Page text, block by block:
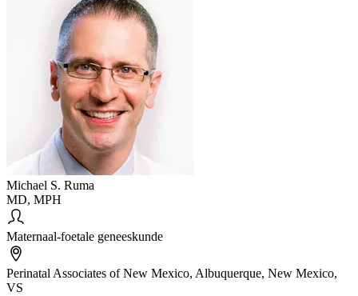
Michael S. Ruma
MD, MPH
Maternaal-foetale geneeskunde
Perinatal Associates of New Mexico, Albuquerque, New Mexico,
VS